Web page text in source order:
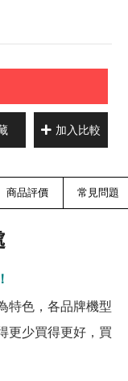
加入比較
商品評價 常見問題
特色，各品牌機型
更少買得更好，買